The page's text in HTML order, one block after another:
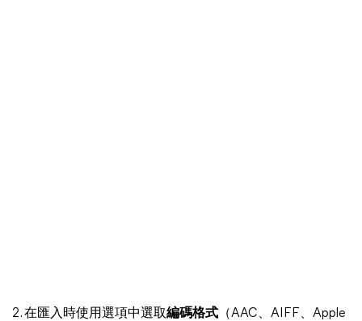
2. 在匯入時使用選項中選取編碼格式 （AAC、AIFF、Apple